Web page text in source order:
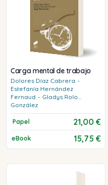
Carga mental de trabajo
Dolores Díaz Cabrera -
Estefanía Hernández
Fernaud - Gladys Rolo
González
Papel 21,00 €
eBook 15,75 €